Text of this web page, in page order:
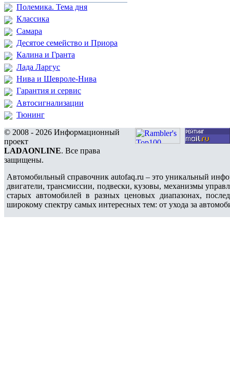
Полемика. Тема дня
Классика
Самара
Десятое семейство и Приора
Калина и Гранта
Лада Ларгус
Нива и Шевроле-Нива
Гарантия и сервис
Автосигнализации
Тюнинг
© 2008 - 2026 Информационный
проект
LADAONLINE. Все права
защищены.
Автомобильный справочник autofaq.ru – это уникальный
двигатели, трансмиссии, подвески, кузовы, механизмы
старых автомобилей в разных ценовых диапазонах,
широкому спектру самых интересных тем: от ухода за